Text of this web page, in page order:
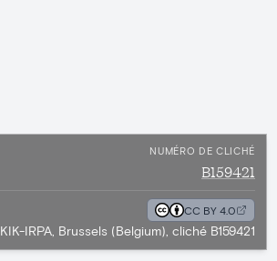
NUMÉRO DE CLICHÉ
B159421
CC BY 4.0
KIK-IRPA, Brussels (Belgium), cliché B159421